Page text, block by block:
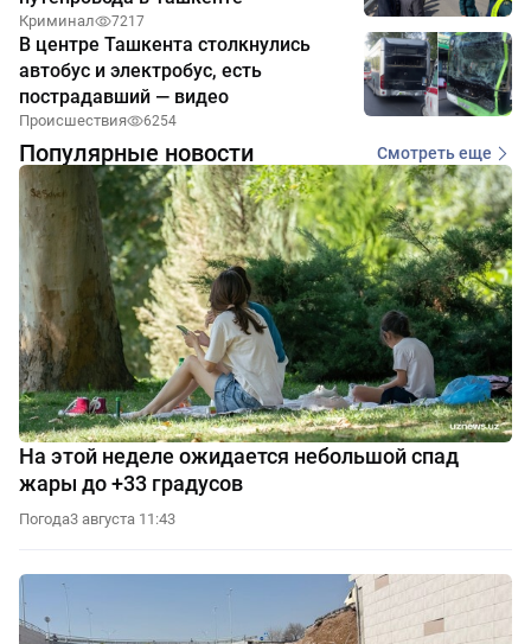
Криминал 7217
В центре Ташкента столкнулись
автобус и электробус, есть
пострадавший — видео
Происшествия 6254
Популярные новости Смотреть еще
На этой неделе ожидается небольшой спад
жары до +33 градусов
Погода3 августа 11:43